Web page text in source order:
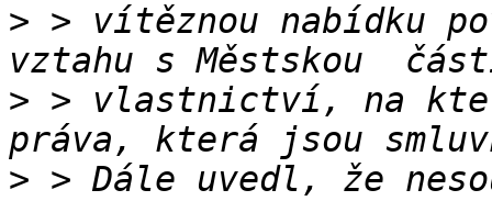
> > vítěznou nabídku
> > vlastnictví, na
> > Dále uvedl, že